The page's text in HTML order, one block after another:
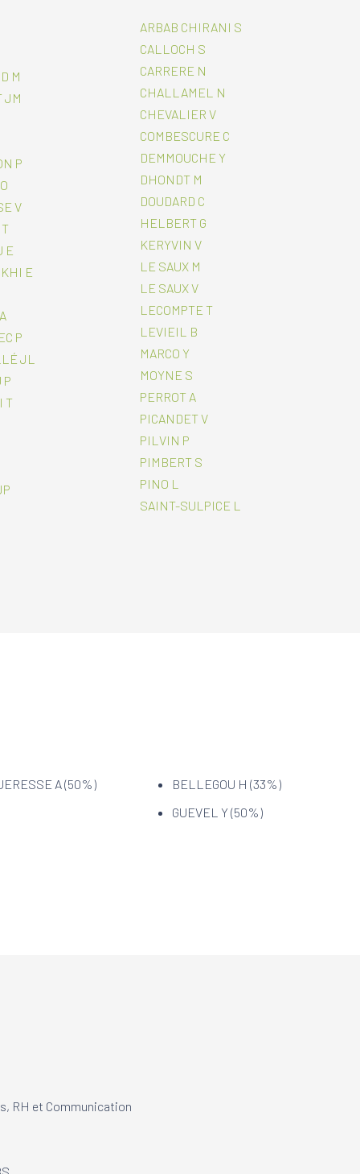
M
JM
P
V
E
E
P
JL
P
T
ARBAB CHIRANI S
CALLOCH S
CARRERE N
CHALLAMEL N
CHEVALIER V
COMBESCURE C
DEMMOUCHE Y
DHONDT M
DOUDARD C
HELBERT G
KERYVIN V
LE SAUX M
LE SAUX V
LECOMPTE T
LEVIEIL B
MARCO Y
MOYNE S
PERROT A
PICANDET V
PILVIN P
PIMBERT S
PINO L
SAINT-SULPICE L
A (50%)
BELLEGOU H (33%)
GUEVEL Y (50%)
RH et Communication